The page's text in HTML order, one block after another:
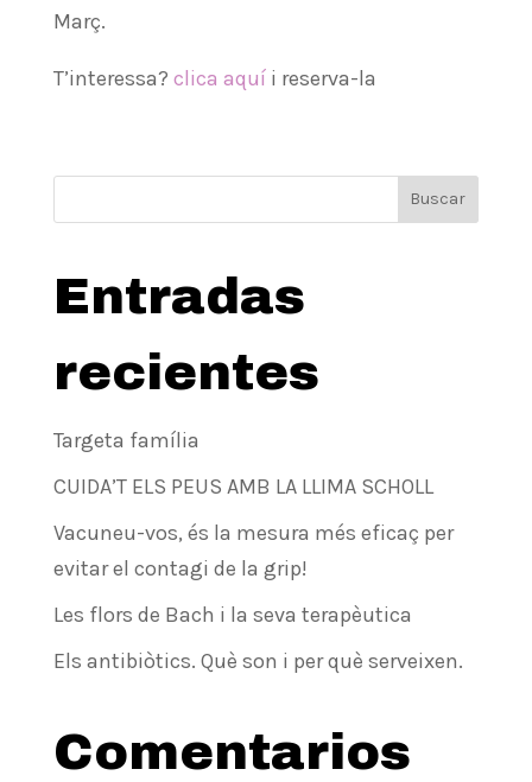
Març.
T’interessa? clica aquíi reserva-la
Buscar
Entradas
recientes
Targeta família
CUIDA’T ELS PEUS AMB LA LLIMA SCHOLL
Vacuneu-vos, és la mesura més eficaç per
evitar el contagi de la grip!
Les flors de Bach i la seva terapèutica
Els antibiòtics. Què son i per què serveixen.
Comentarios